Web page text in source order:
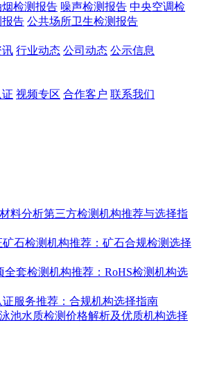
烟检测报告 噪声检测报告 中央空调检
报告 公共场所卫生检测报告
讯 行业动态 公司动态 公示信息
视频专区 合作客户 联系我们
料分析第三方检测机构推荐与选择指
矿石检测机构推荐：矿石合规检测选择
全套检测机构推荐：RoHS检测机构选
证服务推荐：合规机构选择指南
池水质检测价格解析及优质机构选择